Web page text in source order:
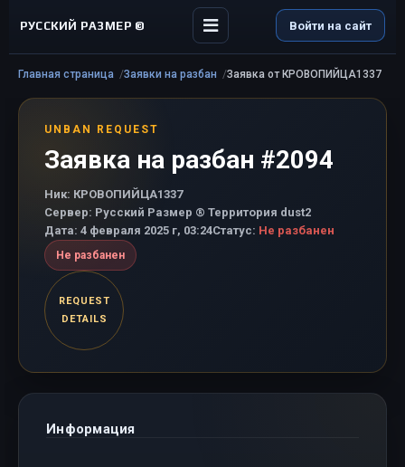
РУССКИЙ РАЗМЕР © Войти на сайт
Главная страница Заявки на разбан Заявка от КРОВОПИЙЦА1337
UNBAN REQUEST
Заявка на разбан #2094
Ник: КРОВОПИЙЦА1337
Сервер: Русский Размер ® Территория dust2
Дата: 4 февраля 2025 г, 03:24Статус: Не разбанен
Не разбанен
REQUEST
DETAILS
Информация